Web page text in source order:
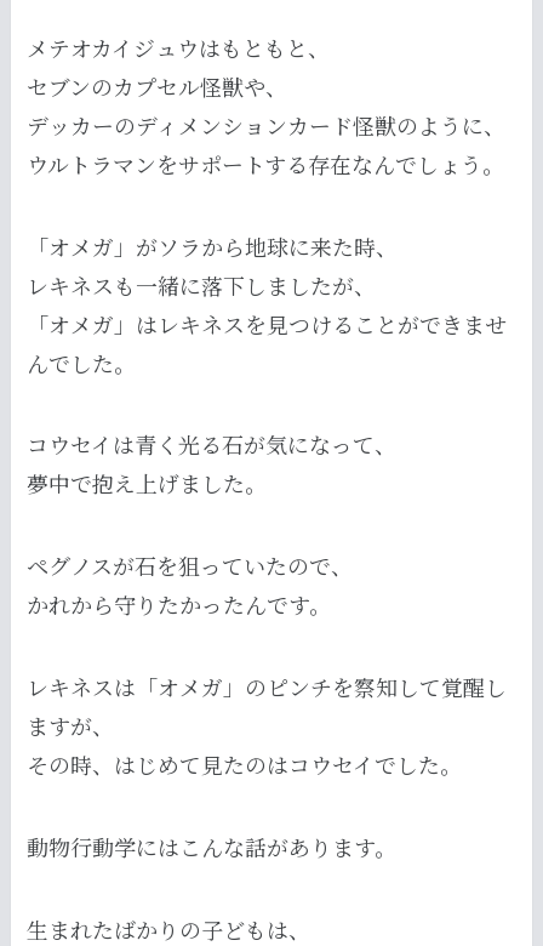
メテオカイジュウはもともと、
セブンのカプセル怪獣や、
デッカーのディメンションカード怪獣のように、
ウルトラマンをサポートする存在なんでしょう。
「オメガ」がソラから地球に来た時、
レキネスも一緒に落下しましたが、
「オメガ」はレキネスを見つけることができませ
んでした。
コウセイは青く光る石が気になって、
夢中で抱え上げました。
ペグノスが石を狙っていたので、
かれから守りたかったんです。
レキネスは「オメガ」のピンチを察知して覚醒し
ますが、
その時、はじめて見たのはコウセイでした。
動物行動学にはこんな話があります。
生まれたばかりの子どもは、